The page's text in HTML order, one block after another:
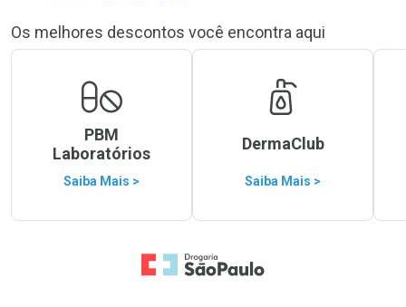
Os melhores descontos você encontra aqui
PBM
Laboratórios
Saiba Mais >
DermaClub
Saiba Mais >
Ir para a Home